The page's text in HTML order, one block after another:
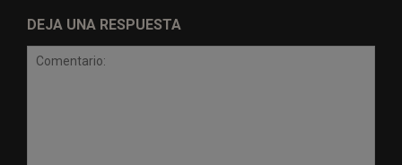
DEJA UNA RESPUESTA